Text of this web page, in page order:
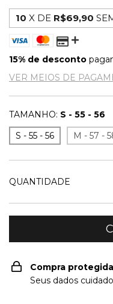
10 X DE R$69,90
15% de desconto
VER MEIOS DE
TAMANHO: S - 55 - 56
S - 55 - 56
M - 57 -
QUANTIDADE
Compra protegida
Seus dados